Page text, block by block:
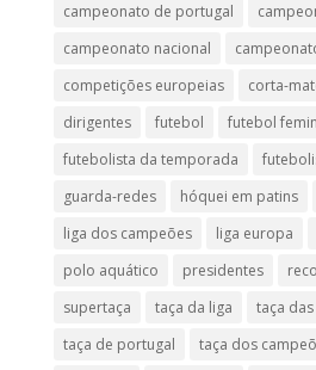
campeonato de portugal
campeonato nacional
competições europeias
corta-
dirigentes
futebol
futebol
futebolista da temporada
guarda-redes
hóquei em patins
liga dos campeões
liga europa
polo aquático
presidentes
supertaça
taça da liga taça
taça de portugal
taça dos